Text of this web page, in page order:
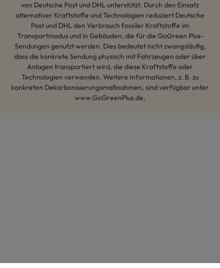
von Deutsche Post und DHL unterstützt. Durch den Einsatz
alternativer Kraftstoffe und Technologien reduziert Deutsche
Post und DHL den Verbrauch fossiler Kraftstoffe im
Transportmodus und in Gebäuden, die für die GoGreen Plus-
Sendungen genutzt werden. Dies bedeutet nicht zwangsläufig,
dass die konkrete Sendung physisch mit Fahrzeugen oder über
Anlagen transportiert wird, die diese Kraftstoffe oder
Technologien verwenden. Weitere Informationen, z. B. zu
konkreten Dekarbonisierungsmaßnahmen, sind verfügbar unter
www.GoGreenPlus.de.